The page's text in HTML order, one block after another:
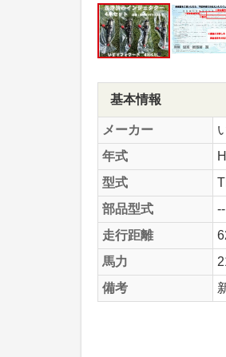
基本情報
メーカー
年式
型式
部品型式
--
走行距離
馬力
備考